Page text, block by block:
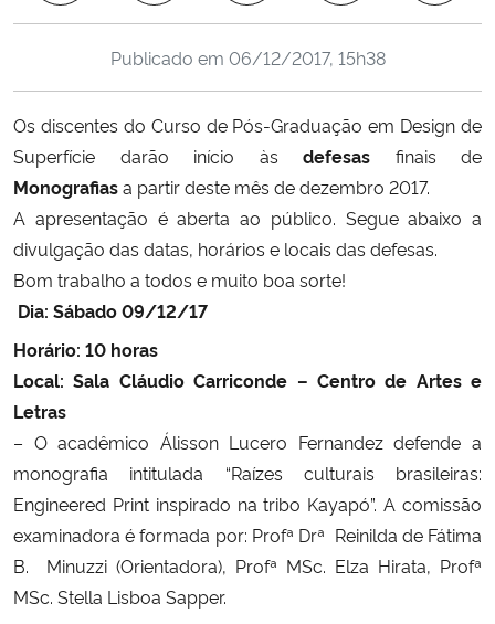
Ministério de Minas e Energia
Ministério da Ciência, Tecnologia, Inovações e Comunicações
Ministério do Meio Ambiente
Ministério do Turismo
Controladoria-Geral da União
Ministério da Mulher, da Família e dos Direitos Humanos
Secretaria-Geral
Secretaria de Governo
Publicado em 06/12/2017, 15h38
Os discentes do Curso de Pós-Graduação em Design de
Superfície darão início às defesas finais de
Monografiasa partir deste mês de dezembro 2017.
A apresentação é aberta ao público. Segue abaixo a
divulgação das datas, horários e locais das defesas.
Bom trabalho a todos e muito boa sorte!
Dia: Sábado 09/12/17
Horário: 10 horas
Local: Sala Cláudio Carriconde – Centro de Artes e
Letras
– O acadêmico Álisson Lucero Fernandez defende a
monografia intitulada “Raízes culturais brasileiras:
Engineered Print inspirado na tribo Kayapó”.A comissão
examinadora é formada por: Profª Drª Reinilda de Fátima
B. Minuzzi (Orientadora), Profª MSc. Elza Hirata, Profª
MSc. Stella Lisboa Sapper.